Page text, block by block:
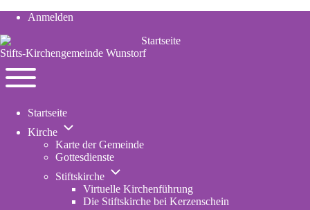
User
account
menu
Anmelden
Stifts-Kirchengemeinde Wunstorf
Navigation
main
Startseite
Kirche
Unternavigation
Kirche
Karte der Gemeinde
Gottesdienste
Stiftskirche
Unternavigation
Stiftskirche
Virtuelle Kirchenführung
Die Stiftskirche bei Kerzenschein